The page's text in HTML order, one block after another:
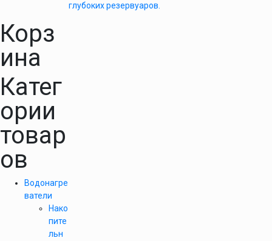
глубоких резервуаров.
Корз
ина
Катег
ории
товар
ов
Водонагре
ватели
Нако
пите
льн